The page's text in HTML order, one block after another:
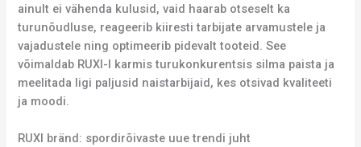
ainult ei vähenda kulusid, vaid haarab otseselt ka
turunõudluse, reageerib kiiresti tarbijate arvamustele ja
vajadustele ning optimeerib pidevalt tooteid. See
võimaldab RUXI-l karmis turukonkurentsis silma paista ja
meelitada ligi paljusid naistarbijaid, kes otsivad kvaliteeti
ja moodi.
RUXI bränd: spordirõivaste uue trendi juht